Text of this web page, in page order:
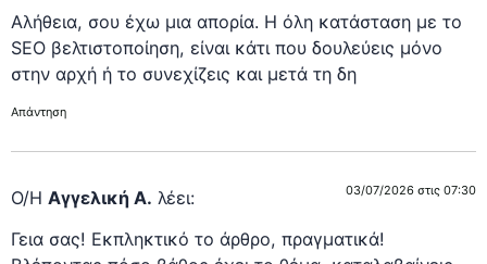
Αλήθεια, σου έχω μια απορία. Η όλη κατάσταση με το
SEO βελτιστοποίηση, είναι κάτι που δουλεύεις μόνο
στην αρχή ή το συνεχίζεις και μετά τη δη
Απάντηση
Ο/Η Αγγελική Α. λέει: 03/07/2026 στις 07:30
Γεια σας! Εκπληκτικό το άρθρο, πραγματικά!